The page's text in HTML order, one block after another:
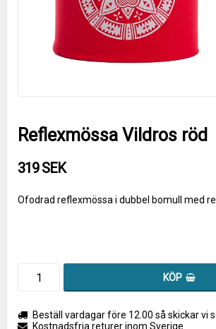
Reflexmössa Vildros röd
319 SEK
Ofodrad reflexmössa i dubbel bomull med
KÖP
Beställ vardagar före 12.00 så skickar vi
Kostnadsfria returer inom Sverige